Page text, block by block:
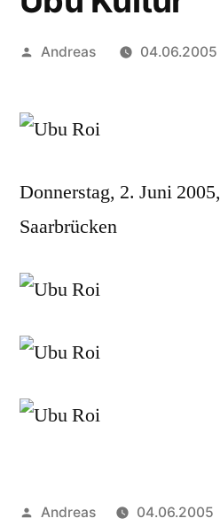
Veröffentlicht
Andreas 04.06.2005
Donnerstag, 2. Juni 2005,
Saarbrücken
Veröffentlicht
Andreas 04.06.2005